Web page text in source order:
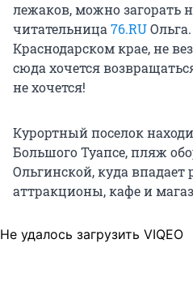
лежаков, можно загорать
читательница76.RU
Краснодарском крае, не
сюда хочется
не хочется!
Курортный поселок
Большого Туапсе, пляж
Ольгинской, куда впадает
аттракционы, кафе и
Не удалось загрузить VIQEO